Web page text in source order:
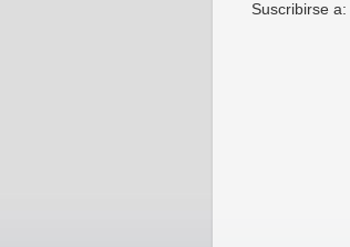
Suscribirse a: